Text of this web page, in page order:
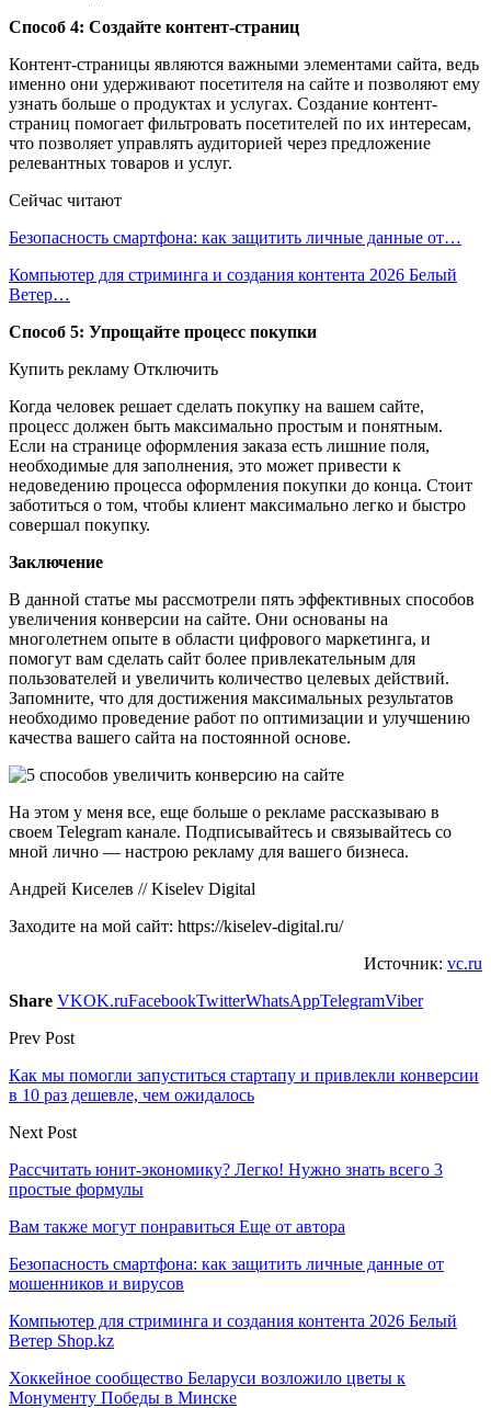
Способ 4: Создайте контент-страниц
Контент-страницы являются важными элементами сайта, ведь
именно они удерживают посетителя на сайте и позволяют ему
узнать больше о продуктах и услугах. Создание контент-
страниц помогает фильтровать посетителей по их интересам,
что позволяет управлять аудиторией через предложение
релевантных товаров и услуг.
Сейчас читают
Безопасность смартфона: как защитить личные данные от…
Компьютер для стриминга и создания контента 2026 Белый
Ветер…
Способ 5: Упрощайте процесс покупки
Купить рекламу Отключить
Когда человек решает сделать покупку на вашем сайте,
процесс должен быть максимально простым и понятным.
Если на странице оформления заказа есть лишние поля,
необходимые для заполнения, это может привести к
недоведению процесса оформления покупки до конца. Стоит
заботиться о том, чтобы клиент максимально легко и быстро
совершал покупку.
Заключение
В данной статье мы рассмотрели пять эффективных способов
увеличения конверсии на сайте. Они основаны на
многолетнем опыте в области цифрового маркетинга, и
помогут вам сделать сайт более привлекательным для
пользователей и увеличить количество целевых действий.
Запомните, что для достижения максимальных результатов
необходимо проведение работ по оптимизации и улучшению
качества вашего сайта на постоянной основе.
На этом у меня все, еще больше о рекламе рассказываю в
своем Telegram канале. Подписывайтесь и связывайтесь со
мной лично — настрою рекламу для вашего бизнеса.
Андрей Киселев // Kiselev Digital
Заходите на мой сайт: https://kiselev-digital.ru/
Источник: vc.ru
Share VKOK.ruFacebookTwitterWhatsAppTelegramViber
Prev Post
Как мы помогли запуститься стартапу и привлекли конверсии
в 10 раз дешевле, чем ожидалось
Next Post
Рассчитать юнит-экономику? Легко! Нужно знать всего 3
простые формулы
Вам также могут понравиться Еще от автора
Безопасность смартфона: как защитить личные данные от
мошенников и вирусов
Компьютер для стриминга и создания контента 2026 Белый
Ветер Shop.kz
Хоккейное сообщество Беларуси возложило цветы к
Монументу Победы в Минске